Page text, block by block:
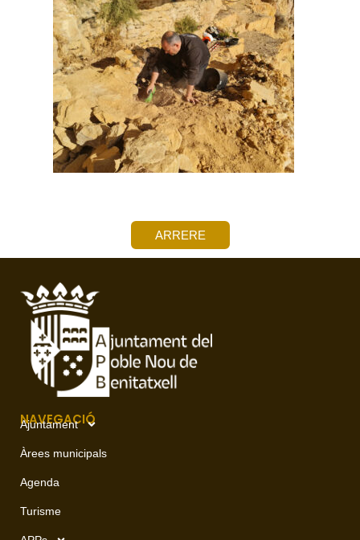
ARRERE
NAVEGACIÓ
Ajuntament
Àrees municipals
Agenda
Turisme